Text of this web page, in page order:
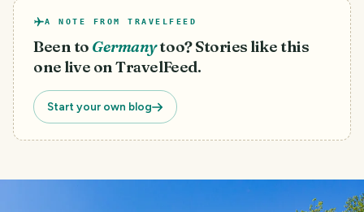
A NOTE FROM TRAVELFEED
Been to Germanytoo? Stories like this
one live on TravelFeed.
Start your own blog